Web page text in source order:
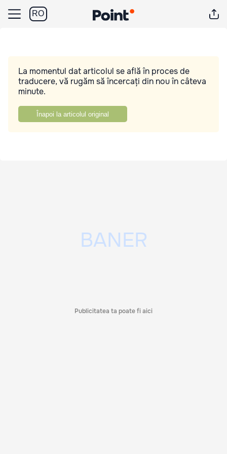
RO
La momentul dat articolul se află în proces de
traducere, vă rugăm să încercați din nou în câteva
minute.
Înapoi la articolul original
Publicitatea ta poate fi aici